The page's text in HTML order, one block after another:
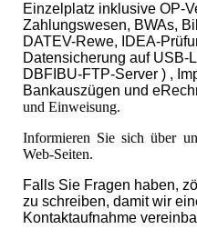
Einzelplatz inklusive OP-
Zahlungswesen, BWAs,
DATEV-Rewe, IDEA-
Datensicherung auf USB-
DBFIBU-FTP-Server ) ,
Bankauszügen und
und Einweisung.
Informieren Sie sich über
Web-Seiten.
Falls Sie Fragen haben,
zu schreiben, damit wir
Kontaktaufnahme